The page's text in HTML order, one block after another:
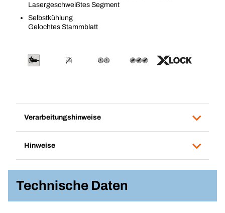
Lasergeschweißtes Segment
Selbstkühlung
Gelochtes Stammblatt
Verarbeitungshinweise
Hinweise
Technische Daten